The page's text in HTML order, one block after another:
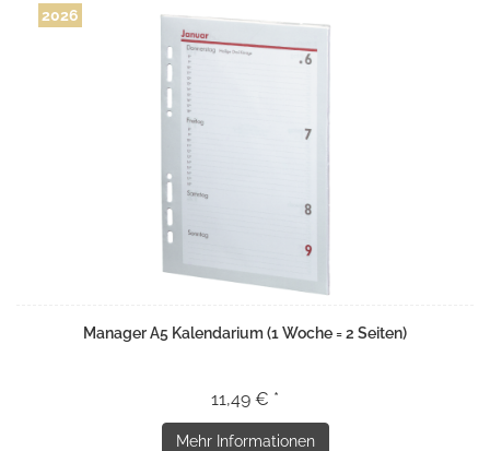
2026
Manager A5 Kalendarium (1 Woche = 2 Seiten)
11,49 € *
Mehr Informationen